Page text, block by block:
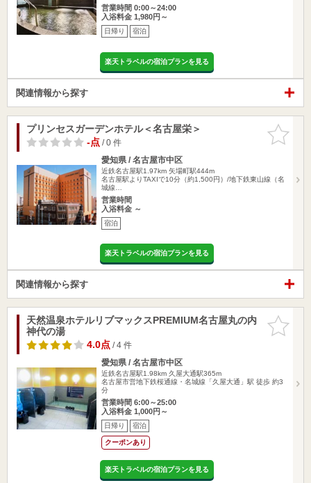
営業時間 0:00～24:00
入浴料金 1,980円～
日帰り 宿泊
楽天トラベルの宿泊プランを見る
関連情報から探す
お気に入
りに追加
プリンセスガーデンホテル＜名古屋栄＞
-点/ 0 件
愛知県 / 名古屋市中区
近鉄名古屋駅1.97km 矢場町駅444m
名古屋駅よりTAXIで10分（約1,500円）/地下鉄東山線（名
城線…
営業時間
入浴料金 ～
宿泊
楽天トラベルの宿泊プランを見る
関連情報から探す
お気に入
りに追加
天然温泉ホテルリブマックスPREMIUM名古屋丸の内
神代の湯
4.0点/ 4 件
愛知県 / 名古屋市中区
近鉄名古屋駅1.98km 久屋大通駅365m
名古屋市営地下鉄桜通線・名城線「久屋大通」駅 徒歩 約3
分
営業時間 6:00～25:00
入浴料金 1,000円～
日帰り 宿泊
クーポンあり
楽天トラベルの宿泊プランを見る